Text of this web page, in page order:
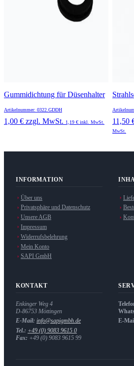
Gummidichtung für Düsenhalter
Artikelnummer: 0322.GDDH
1,00 € zzgl. MwSt. 1,19 € inkl. MwSt. 11,50
MwSt.
INFORMATION
Über uns
Privatsphäre und Datenschutz
Unsere AGB
Impressum
Widerrufsbelehrung
Mein Konto
SAPI GmbH
KONTAKT
Enkinger Weg 4
D-86753 Möttingen
E-Mail: info@sapigmbh.de
Tel.: +49 (0) 9083 9615 0
Fax: +49 (0) 9083 9615 99
E-